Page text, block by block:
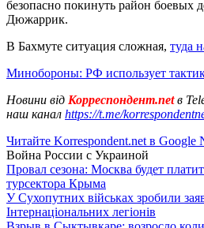
безопасно покинуть район боевых
Дюжаррик.
В Бахмуте ситуация сложная, туда
Минобороны: РФ использует
Новини від Корреспондент.netв
наш канал https://t.me/
Читайте Korrespondent.net в Google
Война России с Украиной
Провал сезона: Москва будет
турсектора Крыма
У Сухопутних військах зробили
Інтернаціональних легіонів